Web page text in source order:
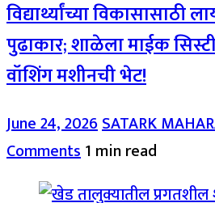
विद्यार्थ्यांच्या विकासासाठी
पुढाकार; शाळेला माईक
वॉशिंग मशीनची भेट!
June 24, 2026SATARK
Comments1 min read